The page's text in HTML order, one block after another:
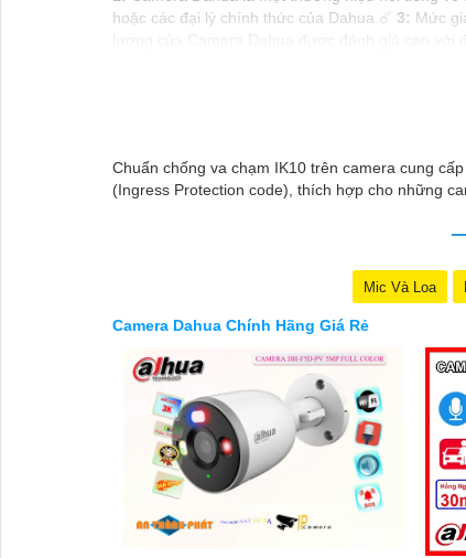
hoặc các đại lý chính thức của Dahua.☄️ 3: Mức
Hy vọng rằng những thông tin trên sẽ giúp bạn
Chuẩn chống va chạm IK10 trên camera cung
(Ingress Protection code), thích hợp cho những
Mic Và Loa
Camera Dahua Chính Hãng Giá Rẻ